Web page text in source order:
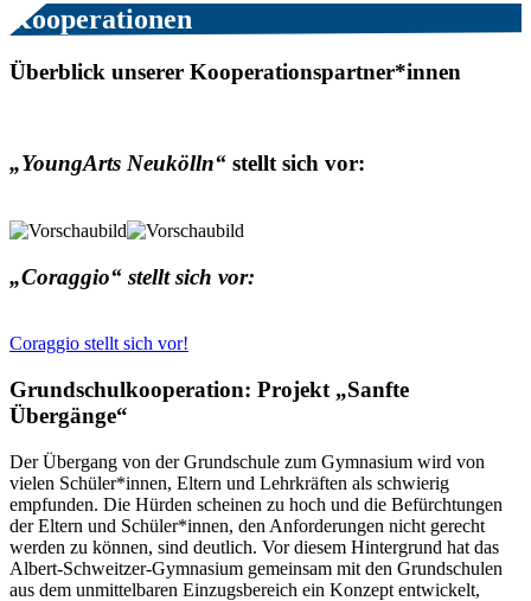
Kooperationen
Überblick unserer Kooperationspartner*innen
„YoungArts Neukölln“ stellt sich vor:
„Coraggio“ stellt sich vor:
Coraggio stellt sich vor!
Grundschulkooperation: Projekt „Sanfte
Übergänge“
Der Übergang von der Grundschule zum Gymnasium wird von
vielen Schüler*innen, Eltern und Lehrkräften als schwierig
empfunden. Die Hürden scheinen zu hoch und die Befürchtungen
der Eltern und Schüler*innen, den Anforderungen nicht gerecht
werden zu können, sind deutlich. Vor diesem Hintergrund hat das
Albert-Schweitzer-Gymnasium gemeinsam mit den Grundschulen
aus dem unmittelbaren Einzugsbereich ein Konzept entwickelt,